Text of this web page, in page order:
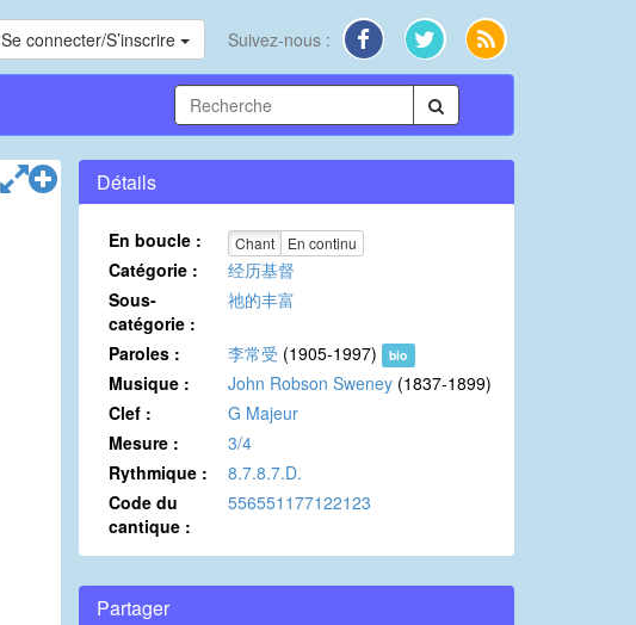
Se connecter/S’inscrire Suivez-nous :
Détails
En boucle : Chant En continu
Catégorie :
经历基督
Sous-
catégorie :
祂的丰富
Paroles : 李常受 (1905-1997) bio
Musique : John Robson Sweney (1837-1899)
Clef :
G Majeur
Mesure :
3/4
Rythmique :
8.7.8.7.D.
Code du
cantique :
556551177122123
Partager